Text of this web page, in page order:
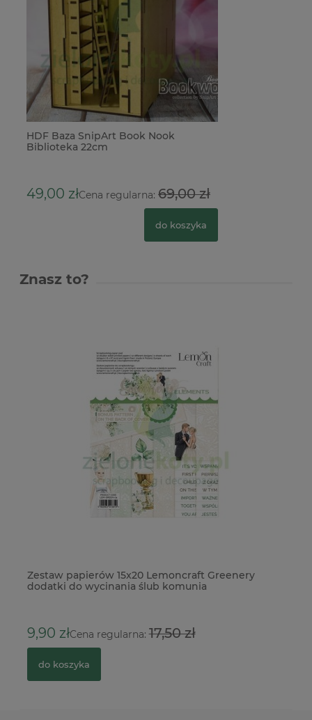
HDF Baza SnipArt Book Nook
Biblioteka 22cm
49,00 złCena regularna: 69,00 zł
do koszyka
Znasz to?
Zestaw papierów 15x20 Lemoncraft Greenery
dodatki do wycinania ślub komunia
9,90 złCena regularna:17,50 zł
do koszyka